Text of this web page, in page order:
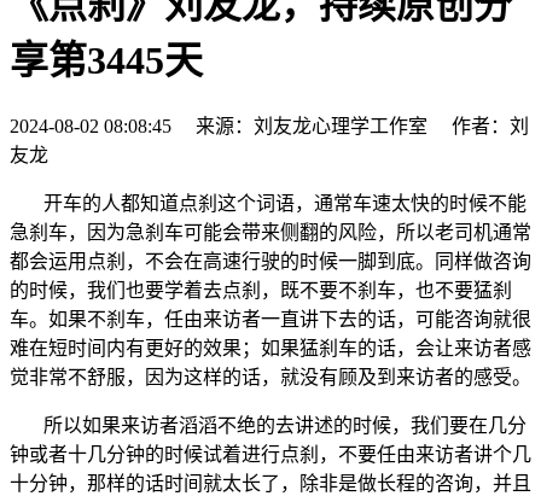
享第3445天
2024-08-02 08:08:45 来源：刘友龙心理学工作室 作者：刘
友龙
开车的人都知道点刹这个词语，通常车速太快的时候不能
急刹车，因为急刹车可能会带来侧翻的风险，所以老司机通常
都会运用点刹，不会在高速行驶的时候一脚到底。同样做咨询
的时候，我们也要学着去点刹，既不要不刹车，也不要猛刹
车。如果不刹车，任由来访者一直讲下去的话，可能咨询就很
难在短时间内有更好的效果；如果猛刹车的话，会让来访者感
觉非常不舒服，因为这样的话，就没有顾及到来访者的感受。
所以如果来访者滔滔不绝的去讲述的时候，我们要在几分
钟或者十几分钟的时候试着进行点刹，不要任由来访者讲个几
十分钟，那样的话时间就太长了，除非是做长程的咨询，并且